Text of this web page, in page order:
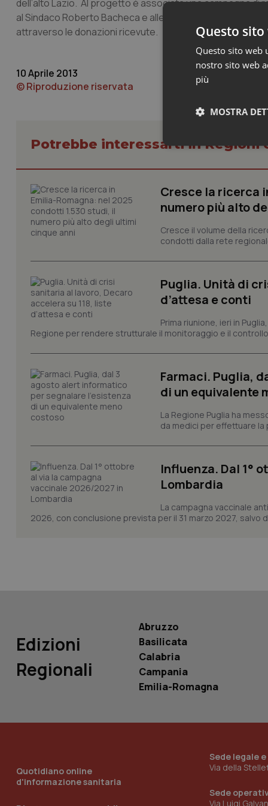
dell’alto Lazio. Al progetto è associata una campagna di
al Sindaco Roberto Bacheca e alle dirigenze degli istituti
attraverso le donazioni ricevute.
10 Aprile 2013
© Riproduzione riservata
Potrebbe interessarti in Regioni
Cresce la ricerca
numero più alto
Cresce il volume della
condotti dalla rete
Puglia. Unità di
d’attesa e conti
Prima riunione, ieri in
Regione per rendere strutturale il monitoraggio e il
Farmaci. Puglia,
di un equivalente
La Regione Puglia ha
da medici per effettuare la
Influenza. Dal 1°
Lombardia
La campagna vaccinale
2026, con conclusione prevista per il 31 marzo 2027, salvo
Edizioni
Regionali
Abruzzo
Basilicata
Calabria
Campania
Emilia-Romagna
Quotidiano online
d'informazione sanitaria
Sede legale
Via della
Sede
Via Luigi
Questo
Questo sito web
nostro sito web
più
MOSTRA
e l'accesso alle aree
Nome
tracking-enable
Nome
__Secure-YNID